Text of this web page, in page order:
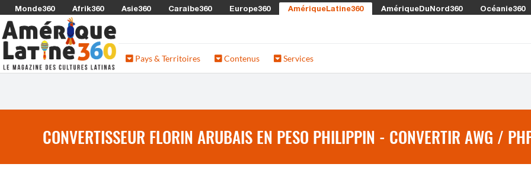
Monde360 Afrik360 Asie360 Caraibe360 Europe360 AmériqueLatine360 AmériqueDuNord360 Océanie360
Pays & Territoires Contenus Services
CONVERTISSEUR FLORIN ARUBAIS EN PESO PHILIPPIN - CONVERTIR AWG /